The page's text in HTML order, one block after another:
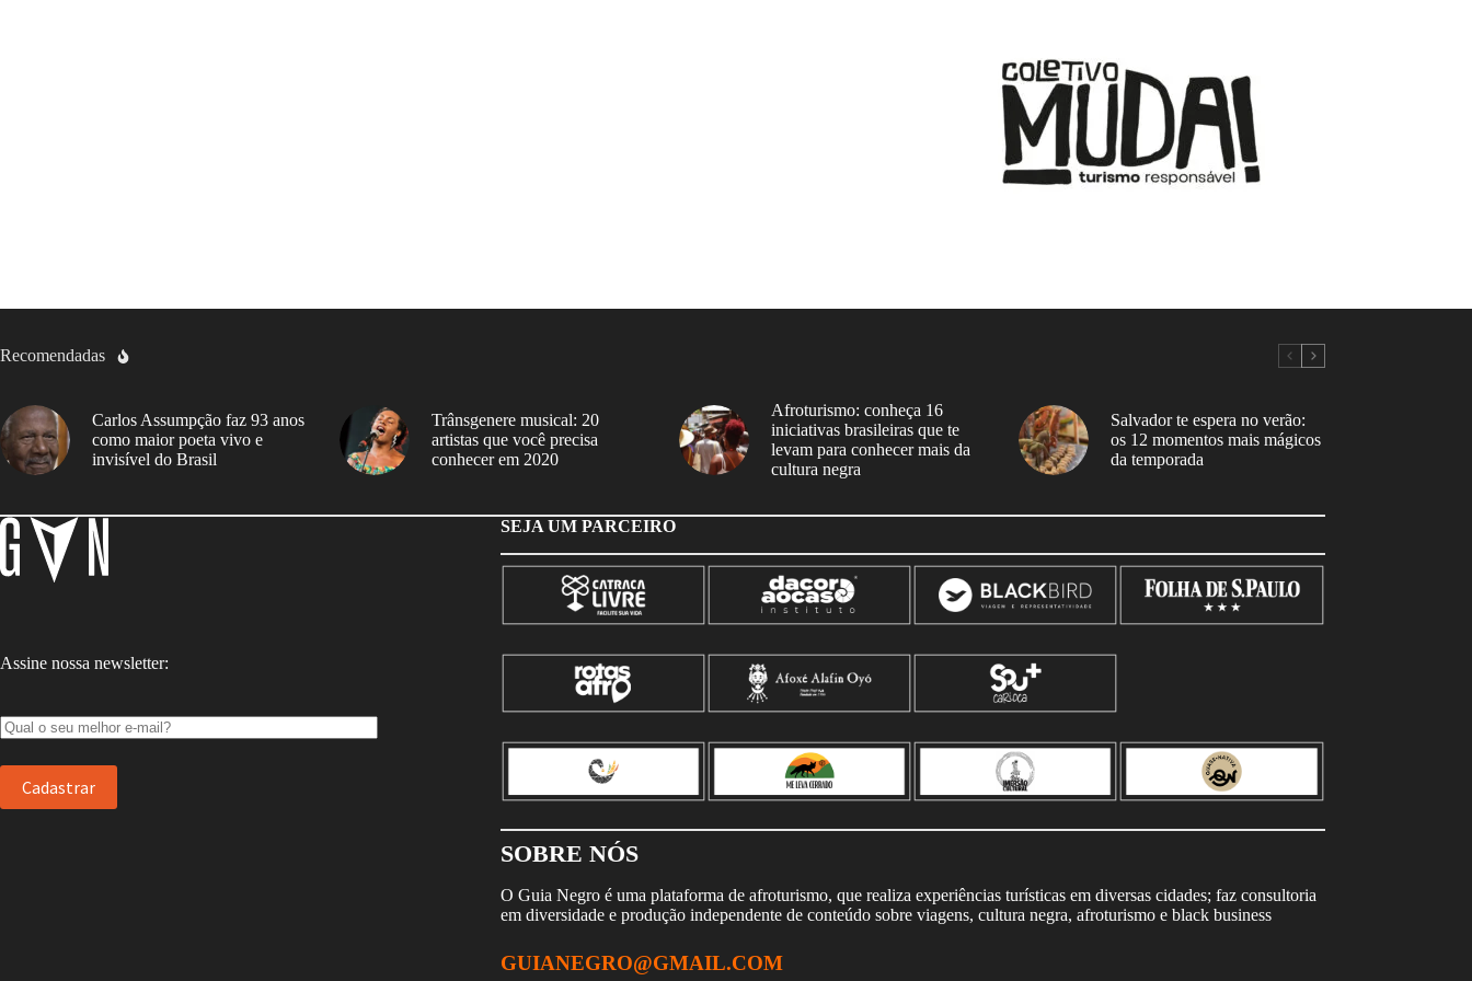
Recomendadas
Carlos Assumpção faz 93 anos
como maior poeta vivo e
invisível do Brasil
Trânsgenere musical: 20
artistas que você precisa
conhecer em 2020
Afroturismo: conheça 16
iniciativas brasileiras que te
levam para conhecer mais da
cultura negra
Salvador te espera no verão:
os 12 momentos mais mágicos
da temporada
Assine nossa newsletter:
SEJA UM PARCEIRO
SOBRE NÓS
O Guia Negro é uma plataforma de afroturismo, que realiza experiências turísticas em diversas cidades; faz consultoria
em diversidade e produção independente de conteúdo sobre viagens, cultura negra, afroturismo e black business
GUIANEGRO@GMAIL.COM